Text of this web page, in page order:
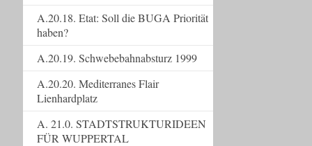
A.20.18. Etat: Soll die BUGA Priorität
haben?
A.20.19. Schwebebahnabsturz 1999
A.20.20. Mediterranes Flair
Lienhardplatz
A. 21.0. STADTSTRUKTURIDEEN
FÜR WUPPERTAL